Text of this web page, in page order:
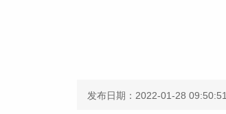
发布日期：2022-01-28 09:50:51